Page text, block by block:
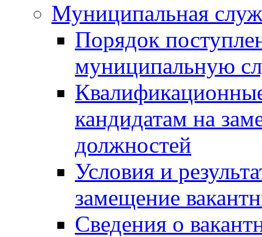
Муниципальная
Порядок
муниципальную
кандидатам на
должностей
Условия и
замещение
Сведения о